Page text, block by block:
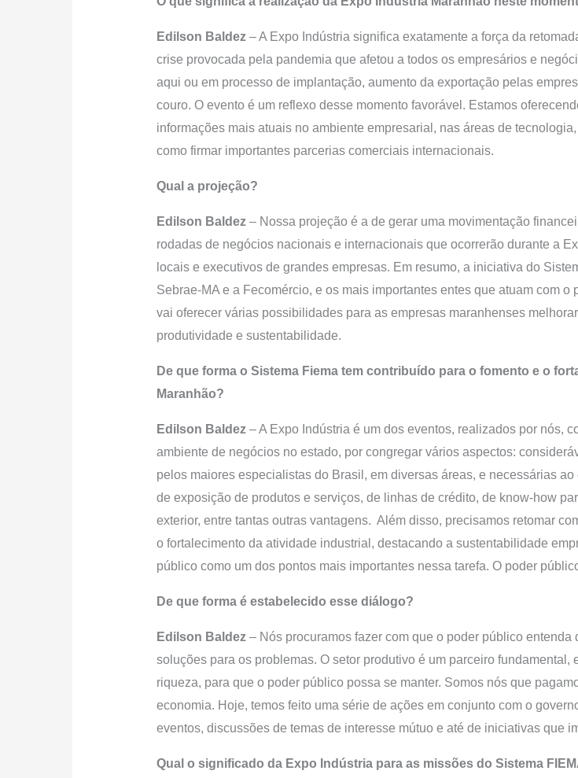
Edilson Baldez– A Expo Indústria significa exatamente a força da
crise provocada pela pandemia que afetou a todos os empresários e
aqui ou em processo de implantação, aumento da exportação pelas
couro. O evento é um reflexo desse momento favorável. Estamos
informações mais atuais no ambiente empresarial, nas áreas de
como firmar importantes parcerias comerciais internacionais.
Qual a projeção?
Edilson Baldez– Nossa projeção é a de gerar uma movimentação
rodadas de negócios nacionais e internacionais que ocorrerão durante a
locais e executivos de grandes empresas. Em resumo, a iniciativa do
Sebrae-MA e a Fecomércio, e os mais importantes entes que atuam com
vai oferecer várias possibilidades para as empresas maranhenses
produtividade e sustentabilidade.
De que forma o Sistema Fiema tem contribuído para o fomento e o
Maranhão?
Edilson Baldez– A Expo Indústria é um dos eventos, realizados por nós,
ambiente de negócios no estado, por congregar vários aspectos:
pelos maiores especialistas do Brasil, em diversas áreas, e necessárias
de exposição de produtos e serviços, de linhas de crédito, de know-how
exterior, entre tantas outras vantagens. Além disso, precisamos retomar
o fortalecimento da atividade industrial, destacando a sustentabilidade
público como um dos pontos mais importantes nessa tarefa. O poder
De que forma é estabelecido esse diálogo?
Edilson Baldez– Nós procuramos fazer com que o poder público
soluções para os problemas. O setor produtivo é um parceiro
riqueza, para que o poder público possa se manter. Somos nós que
economia. Hoje, temos feito uma série de ações em conjunto com o
eventos, discussões de temas de interesse mútuo e até de iniciativas que
Qual o significado da Expo Indústria para as missões do Sistema